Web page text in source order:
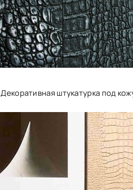
Декоративная штукатурка под